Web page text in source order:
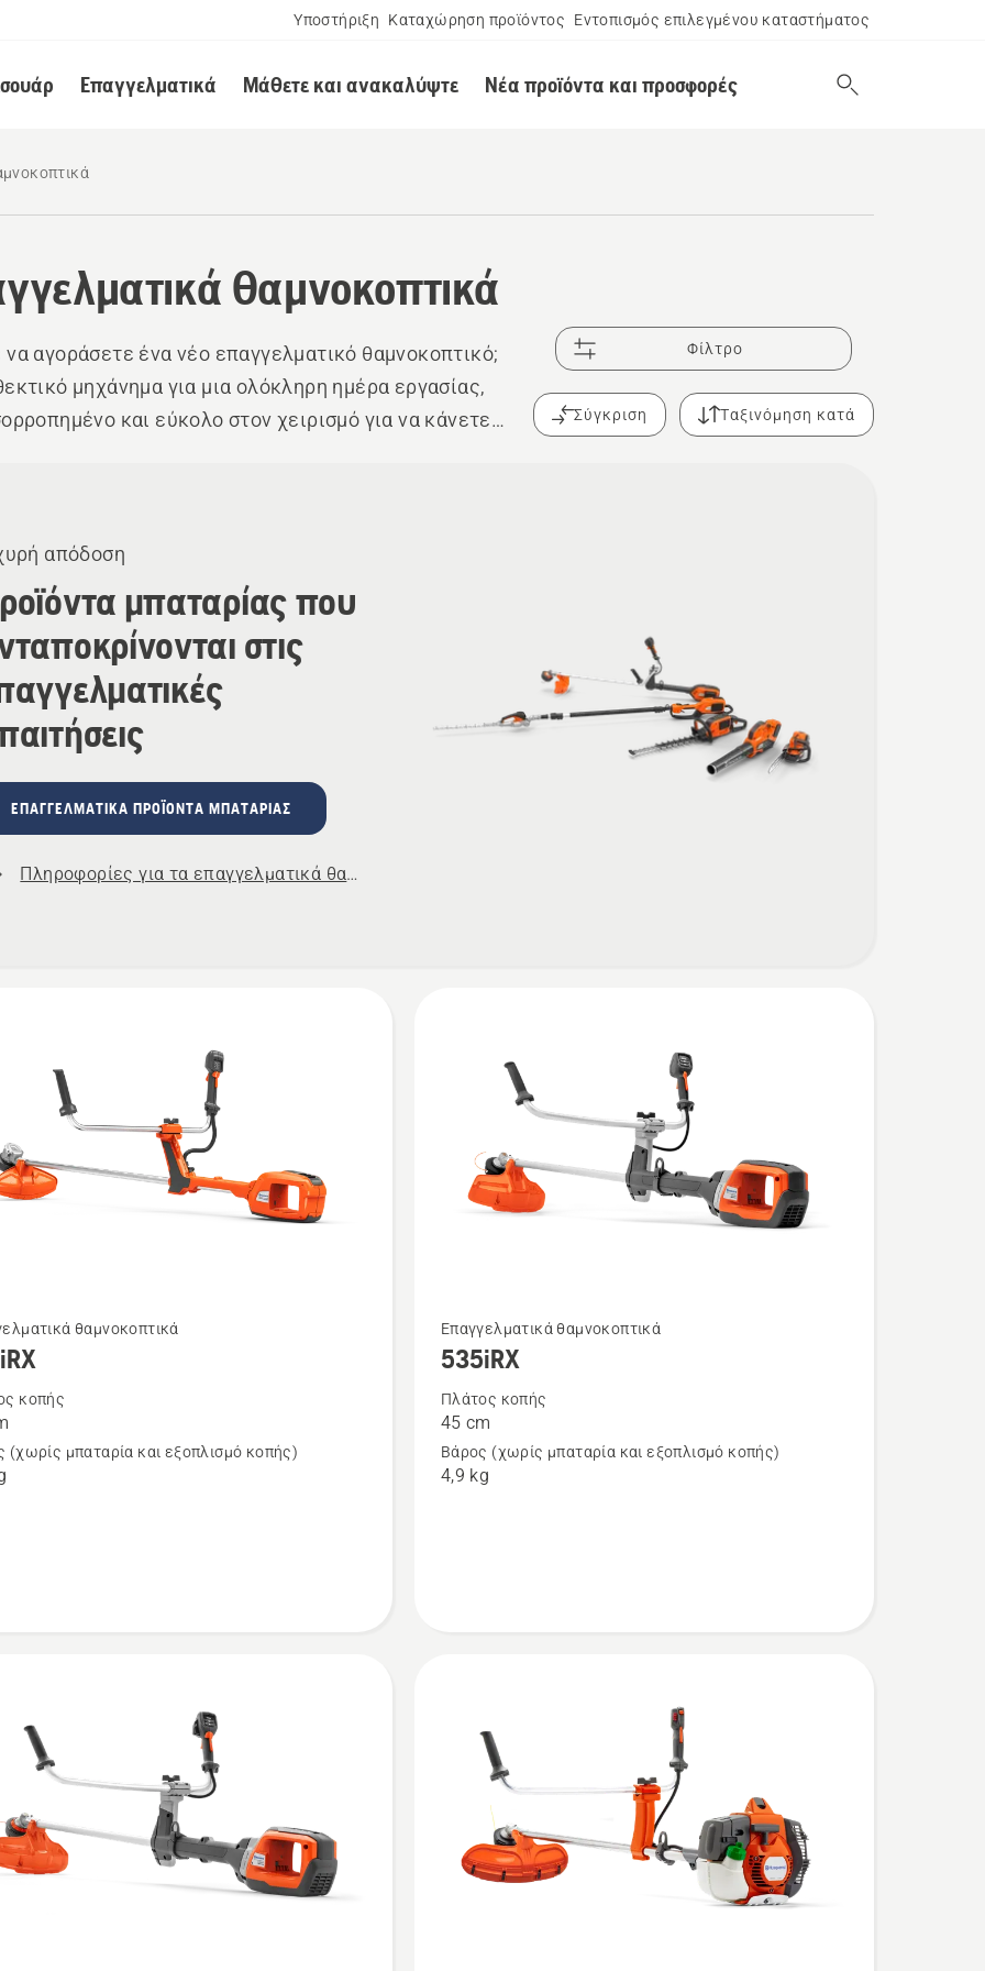
Υποστήριξη Καταχώρηση προϊόντος Εντοπισμός επιλεγμένου καταστήματος
Επαγγελματικά Μάθετε και ανακαλύψτε Νέα προϊόντα και προσφορές
θαμνοκοπτικά
αγοράσετε ένα νέο επαγγελματικό θαμνοκοπτικό;
μηχάνημα για μια ολόκληρη ημέρα εργασίας,
και εύκολο στον χειρισμό για να κάνετε
Φίλτρο
Σύγκριση Ταξινόμηση κατά
απόδοση
μπαταρίας που
στις
ΕΠΑΓΓΕΛΜΑΤΙΚΆ ΠΡΟΪΌΝΤΑ ΜΠΑΤΑΡΊΑΣ
Πληροφορίες για τα επαγγελματικά θαμνοκοπτικά
θαμνοκοπτικά
κοπής
(χωρίς μπαταρία και εξοπλισμό κοπής)
Δείτε
περισσότερες
λεπτομέρειες
για
535iRX
Επαγγελματικά θαμνοκοπτικά
535iRX
Πλάτος κοπής
45 cm
Βάρος (χωρίς μπαταρία και εξοπλισμό κοπής)
4,9 kg